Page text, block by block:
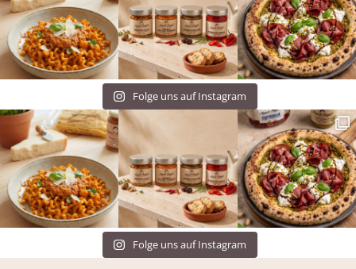
Folge uns auf Instagram
Folge uns auf Instagram